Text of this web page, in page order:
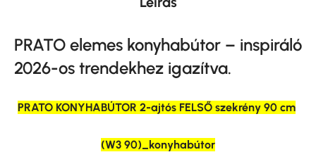
PRATO elemes konyhabútor – inspiráló
2026-os trendekhez igazítva.
PRATO KONYHABÚTOR 2-ajtós FELSŐ szekrény 90 cm
(W3 90)_konyhabútor